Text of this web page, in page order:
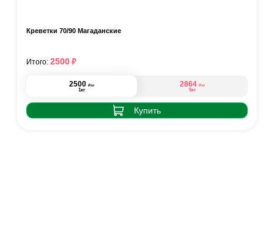
Креветки 70/90 Магаданские
2500 ₽/кг
1кг
2864 ₽/кг
5кг
Купить
Итого: 2500₽